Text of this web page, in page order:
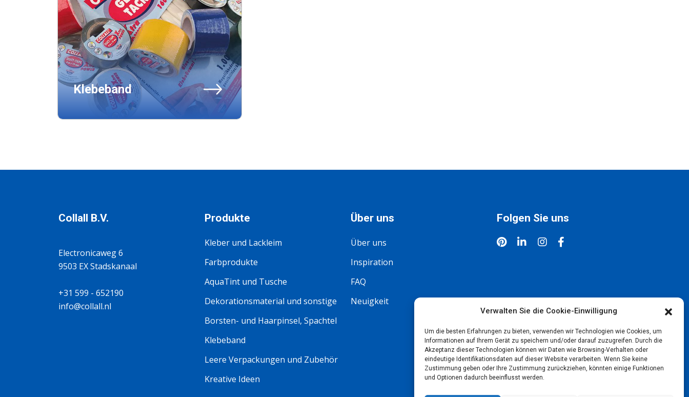
Verwalten Sie die Cookie-Einwilligung
Um die besten Erfahrungen zu bieten, verwenden wir Technologien wie Cookies, um
Informationen auf Ihrem Gerät zu speichern und/oder darauf zuzugreifen. Durch die
Akzeptanz dieser Technologien können wir Daten wie Browsing-Verhalten oder
eindeutige Identifikationsdaten auf dieser Website verarbeiten. Wenn Sie keine
Zustimmung geben oder Ihre Zustimmung zurückziehen, könnten einige Funktionen
und Optionen dadurch beeinflusst werden.
Klebeband
Collall B.V.
Electronicaweg 6
9503 EX Stadskanaal
+31 599 - 652190
info@collall.nl
Produkte
Kleber und Lackleim
Farbprodukte
AquaTint und Tusche
Dekorationsmaterial und sonstige
Borsten- und Haarpinsel, Spachtel
Klebeband
Leere Verpackungen und Zubehör
Kreative Ideen
Über uns
Über uns
Inspiration
FAQ
Neuigkeit
Folgen Sie uns